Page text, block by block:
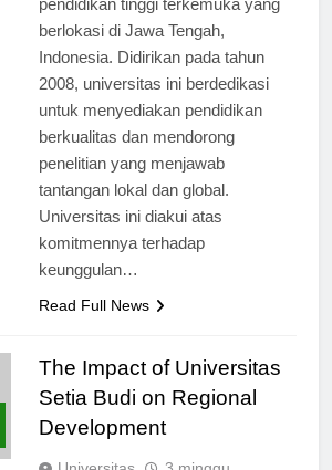
pendidikan tinggi terkemuka yang
berlokasi di Jawa Tengah,
Indonesia. Didirikan pada tahun
2008, universitas ini berdedikasi
untuk menyediakan pendidikan
berkualitas dan mendorong
penelitian yang menjawab
tantangan lokal dan global.
Universitas ini diakui atas
komitmennya terhadap
The Impact of Universitas
Setia Budi on Regional
Development